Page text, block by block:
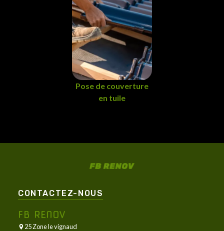
Pose de couverture
en tuile
CONTACTEZ-NOUS
FB RENOV
25 Zone le vignaud